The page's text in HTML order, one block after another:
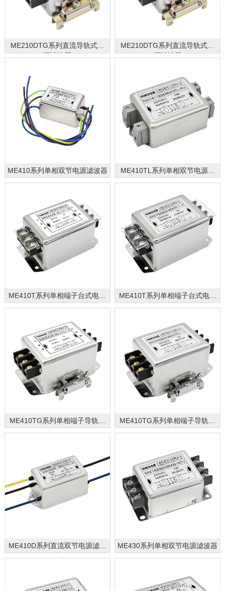
ME210DTG系列直流导轨式电
源滤波器
ME210DTG系列直流导轨式电
源滤波器
ME410系列单相双节电源滤波器
ME410TL系列单相双节电源滤
波器
ME410T系列单相端子台式电源
滤波器
ME410T系列单相端子台式电源
滤波器
ME410TG系列单相端子导轨式
电源滤波器
ME410TG系列单相端子导轨式
电源滤波器
ME410D系列直流双节电源滤波
器
ME430系列单相双节电源滤波器